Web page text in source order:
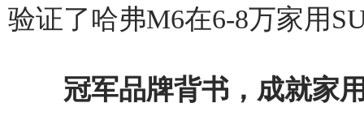
验证了哈弗M6在6-8万家用
冠军品牌背书，成就家用